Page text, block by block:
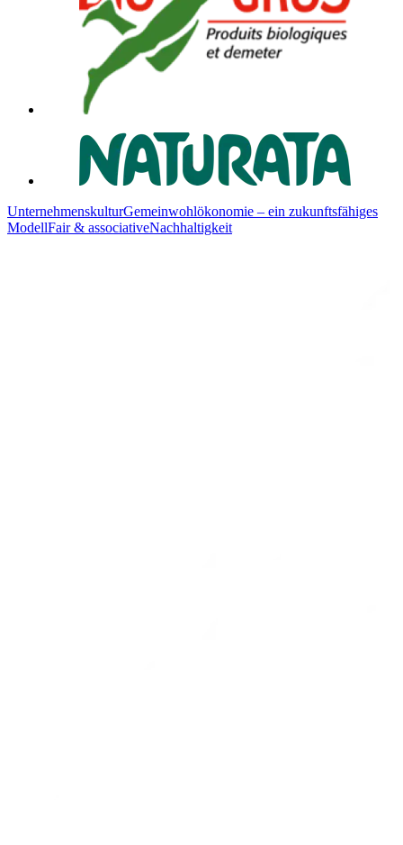
UnternehmenskulturGemeinwohlökonomie – ein zukunftsfähiges
ModellFair & associativeNachhaltigkeit